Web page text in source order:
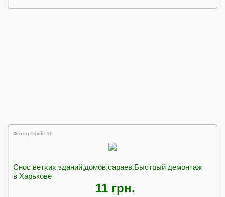
Фотографий: 10
Снос ветхих зданий,домов,сараев.Быстрый демонтаж
в Харькове
11 грн.